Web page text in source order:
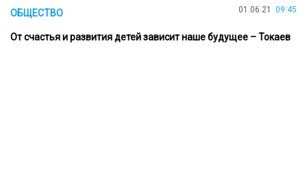
ОБЩЕСТВО 01.06.21 09:45
От счастья и развития детей зависит наше будущее – Токаев